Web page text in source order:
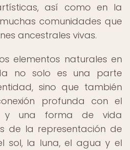
así como en la
comunidades que
ancestrales vivas.
elementos naturales en
no solo es una parte
sino que también
profunda con el
y una forma de vida
de la representación de
sol, la luna, el agua y el